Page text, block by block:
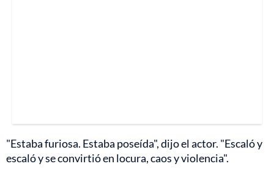
"Estaba furiosa. Estaba poseída", dijo el actor. "Escaló y
escaló y se convirtió en locura, caos y violencia".